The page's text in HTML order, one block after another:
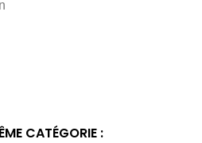
CATÉGORIE :